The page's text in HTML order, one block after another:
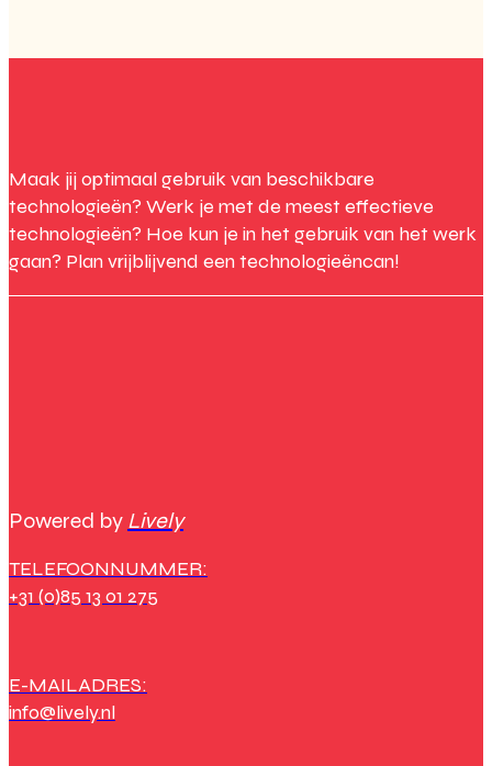
Maak jij optimaal gebruik van beschikbare
technologieën? Werk je met de meest effectieve
technologieën? Hoe kun je in het gebruik van het werk
gaan? Plan vrijblijvend een technologieëncan!
Powered by Lively
TELEFOONNUMMER:
+31 (0)85 13 01 275
E-MAILADRES:
info@lively.nl